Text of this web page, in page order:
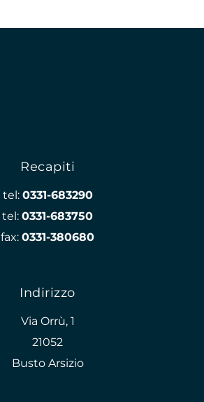
Recapiti
tel: 0331-683290
tel: 0331-683750
fax: 0331-380680
Indirizzo
Via Orrù, 1
21052
Busto Arsizio